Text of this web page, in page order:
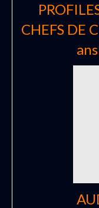
CHEFS DE